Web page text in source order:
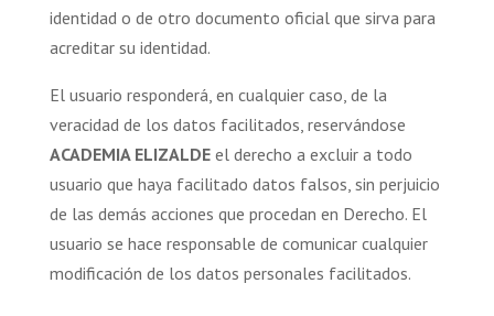
identidad o de otro documento oficial que sirva para
acreditar su identidad.
El usuario responderá, en cualquier caso, de la
veracidad de los datos facilitados, reservándose
ACADEMIA ELIZALDE el derecho a excluir a todo
usuario que haya facilitado datos falsos, sin perjuicio
de las demás acciones que procedan en Derecho. El
usuario se hace responsable de comunicar cualquier
modificación de los datos personales facilitados.